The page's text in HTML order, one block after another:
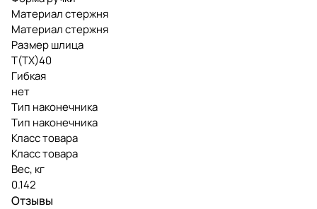
Материал стержня
Материал стержня
Размер шлица
Т(ТХ)40
Гибкая
нет
Тип наконечника
Тип наконечника
Класс товара
Класс товара
Вес, кг
0.142
Отзывы